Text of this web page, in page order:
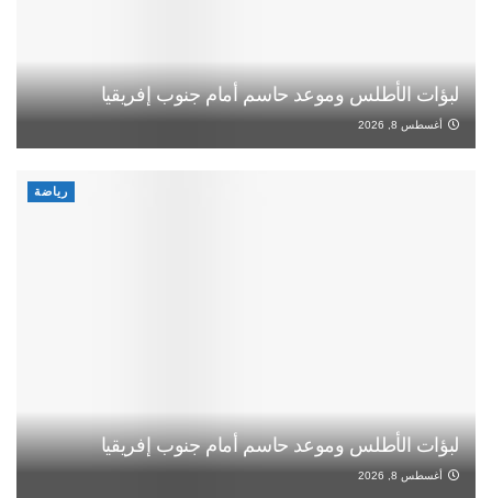
لبؤات الأطلس وموعد حاسم أمام جنوب إفريقيا
أغسطس 8, 2026
رياضة
لبؤات الأطلس وموعد حاسم أمام جنوب إفريقيا
أغسطس 8, 2026